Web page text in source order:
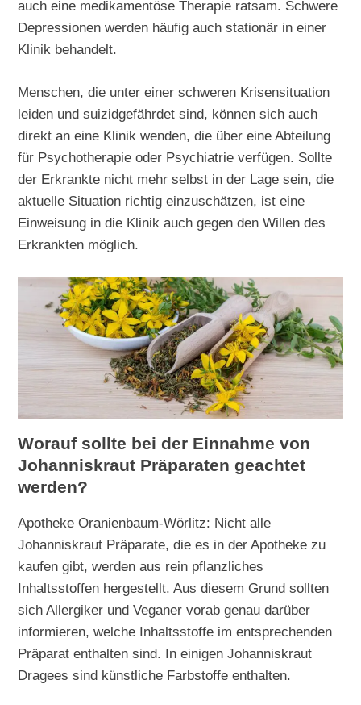
auch eine medikamentöse Therapie ratsam. Schwere
Depressionen werden häufig auch stationär in einer
Klinik behandelt.
Menschen, die unter einer schweren Krisensituation
leiden und suizidgefährdet sind, können sich auch
direkt an eine Klinik wenden, die über eine Abteilung
für Psychotherapie oder Psychiatrie verfügen. Sollte
der Erkrankte nicht mehr selbst in der Lage sein, die
aktuelle Situation richtig einzuschätzen, ist eine
Einweisung in die Klinik auch gegen den Willen des
Erkrankten möglich.
Worauf sollte bei der Einnahme von
Johanniskraut Präparaten geachtet
werden?
Apotheke Oranienbaum-Wörlitz: Nicht alle
Johanniskraut Präparate, die es in der Apotheke zu
kaufen gibt, werden aus rein pflanzliches
Inhaltsstoffen hergestellt. Aus diesem Grund sollten
sich Allergiker und Veganer vorab genau darüber
informieren, welche Inhaltsstoffe im entsprechenden
Präparat enthalten sind. In einigen Johanniskraut
Dragees sind künstliche Farbstoffe enthalten.